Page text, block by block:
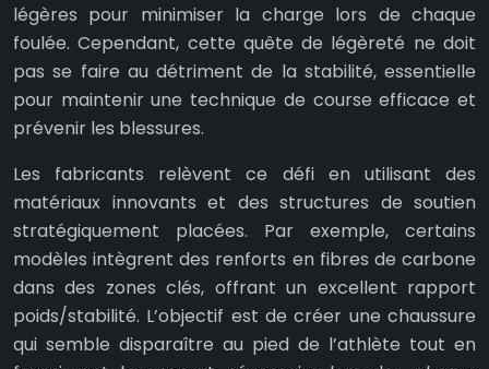
légères pour minimiser la charge lors de chaque
foulée. Cependant, cette quête de légèreté ne doit
pas se faire au détriment de la stabilité, essentielle
pour maintenir une technique de course efficace et
prévenir les blessures.
Les fabricants relèvent ce défi en utilisant des
matériaux innovants et des structures de soutien
stratégiquement placées. Par exemple, certains
modèles intègrent des renforts en fibres de carbone
dans des zones clés, offrant un excellent rapport
poids/stabilité. L’objectif est de créer une chaussure
qui semble disparaître au pied de l’athlète tout en